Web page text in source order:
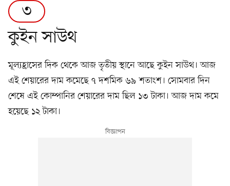
৩
কুইন সাউথ
মূল্যহ্রাসের দিক থেকে আজ তৃতীয় স্থানে আছে কুইন সাউথ। আজ
এই শেয়ারের দাম কমেছে ৭ দশমিক ৬৯ শতাংশ। সোমবার দিন
শেষে এই কোম্পানির শেয়ারের দাম ছিল ১৩ টাকা। আজ দাম কমে
হয়েছে ১২ টাকা।